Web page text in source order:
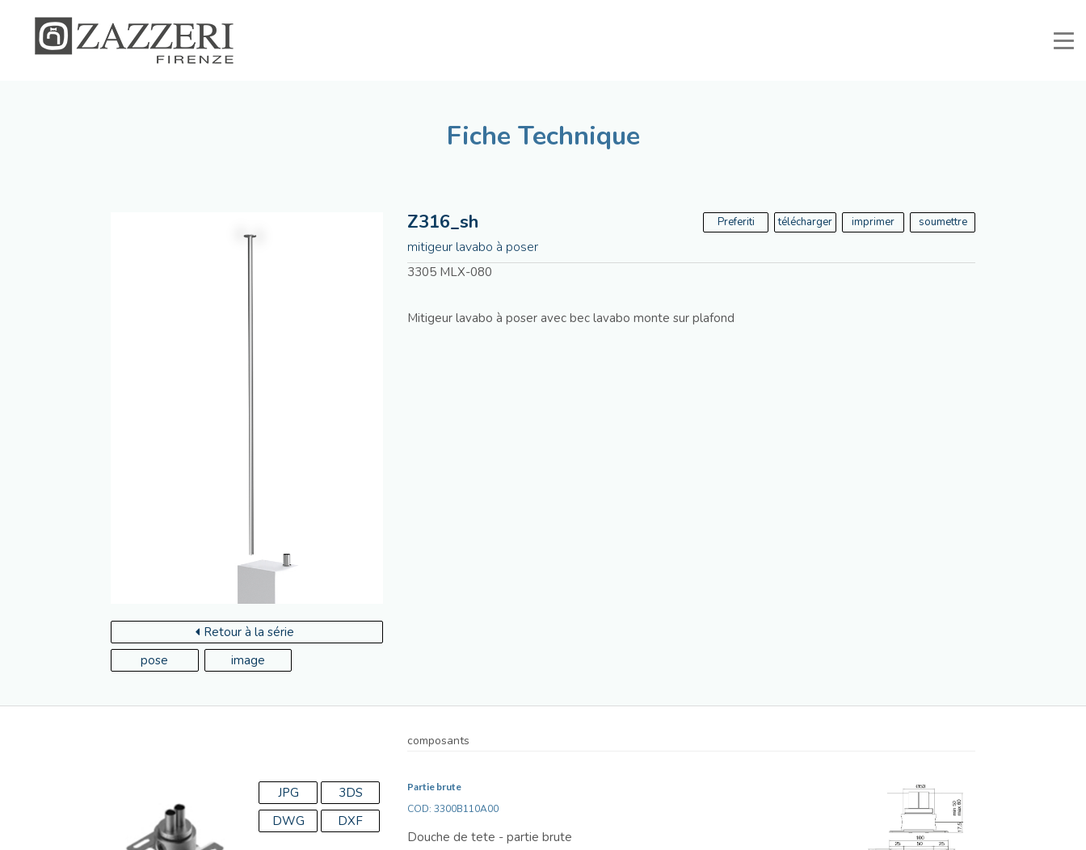
Fiche Technique
Retour à la série
pose
image
Z316_sh Preferiti télécharger imprimer soumettre
mitigeur lavabo à poser
3305 MLX-080
Mitigeur lavabo à poser avec bec lavabo monte sur plafond
composants
JPG
3DS
DWG
DXF
Partie brute
COD: 3300B110A00
Douche de tete - partie brute